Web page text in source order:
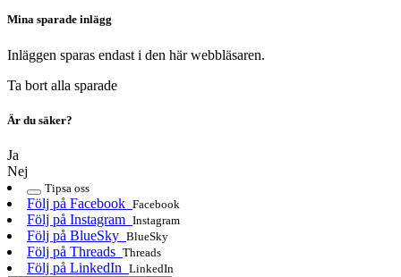
Mina sparade inlägg
Inläggen sparas endast i den här webbläsaren.
Ta bort alla sparade
Är du säker?
Ja
Nej
Tipsa oss
Följ på Facebook Facebook
Följ på Instagram Instagram
Följ på BlueSky BlueSky
Följ på Threads Threads
Följ på LinkedIn LinkedIn